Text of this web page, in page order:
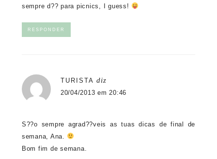
sempre d?? para picnics, I guess!
RESPONDER
TURISTA diz
20/04/2013 em 20:46
S??o sempre agrad??veis as tuas dicas de final de
semana, Ana.
Bom fim de semana.